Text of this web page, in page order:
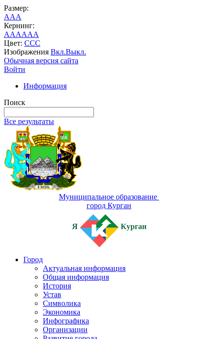
Размер:
AAA
Кернинг:
AAAAAA
Цвет: CCC
Изображения Вкл.Выкл.
Обычная версия сайта
Войти
Информация
Поиск
Все результаты
Муниципальное образование
город Курган
Я Курган
Город
Актуальная информация
Общая информация
История
Устав
Символика
Экономика
Инфографика
Организации